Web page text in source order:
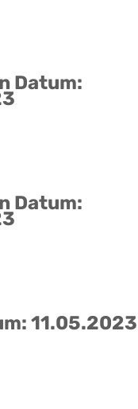
Datum:
Datum:
11.05.2023